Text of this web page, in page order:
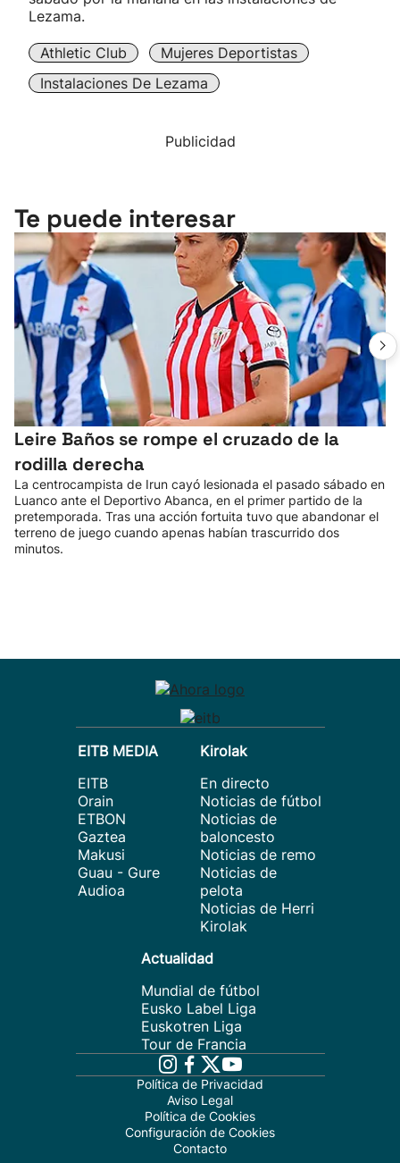
"Helmuga"
Lezama.
Athletic Club
Mujeres Deportistas
Instalaciones De Lezama
Publicidad
Te puede interesar
Leire Baños se rompe el cruzado de la
rodilla derecha
La centrocampista de Irun cayó lesionada el pasado sábado en
Luanco ante el Deportivo Abanca, en el primer partido de la
pretemporada. Tras una acción fortuita tuvo que abandonar el
terreno de juego cuando apenas habían trascurrido dos
minutos.
EITB MEDIA
EITB
Orain
ETBON
Gaztea
Makusi
Guau - Gure
Audioa
Kirolak
En directo
Noticias de fútbol
Noticias de
baloncesto
Noticias de remo
Noticias de
pelota
Noticias de Herri
Kirolak
Actualidad
Mundial de fútbol
Eusko Label Liga
Euskotren Liga
Tour de Francia
Política de Privacidad
Aviso Legal
Política de Cookies
Configuración de Cookies
Contacto